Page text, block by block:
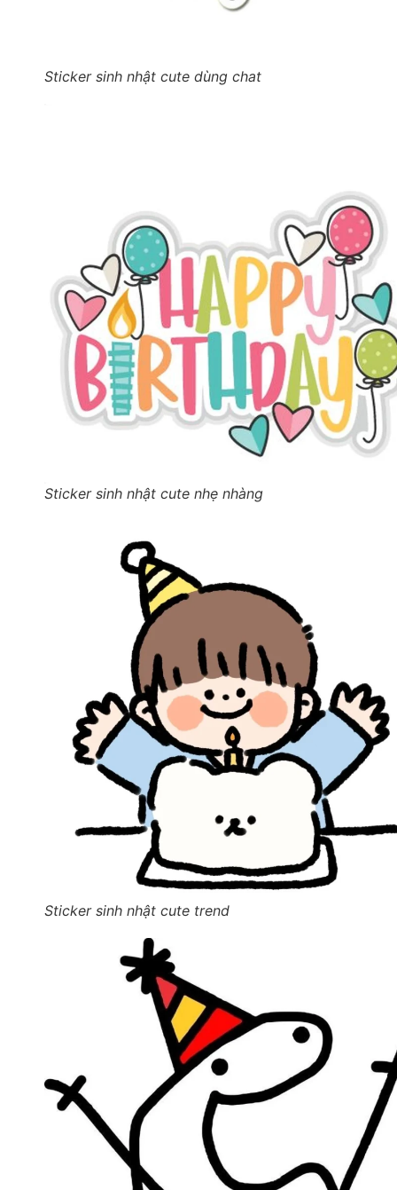
Sticker sinh nhật cute dùng chat
Sticker sinh nhật cute nhẹ nhàng
Sticker sinh nhật cute trend